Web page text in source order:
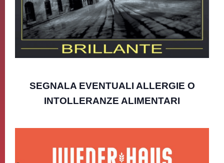
SEGNALA EVENTUALI ALLERGIE O
INTOLLERANZE ALIMENTARI